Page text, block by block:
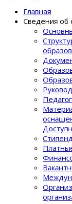
Главная
Сведения об